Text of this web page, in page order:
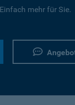
mehr für Sie.